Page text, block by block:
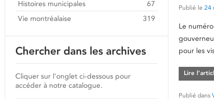
Publié le 24
Le
pour les
Lire
Publié dans
Histoires municipales
67
Vie montréalaise
319
Chercher dans les archives
Cliquer sur l'onglet ci-dessous pour
accéder à notre catalogue.